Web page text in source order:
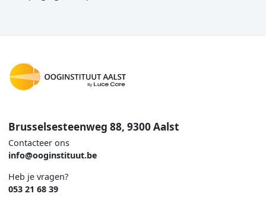
Brusselsesteenweg 88, 9300 Aalst
Contacteer ons
info@ooginstituut.be
Heb je vragen?
053 21 68 39